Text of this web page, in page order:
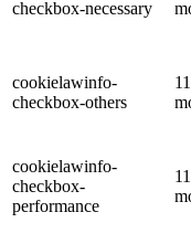
checkbox-necessary
cookielawinfo-
checkbox-others
11
cookielawinfo-
checkbox-
performance
11